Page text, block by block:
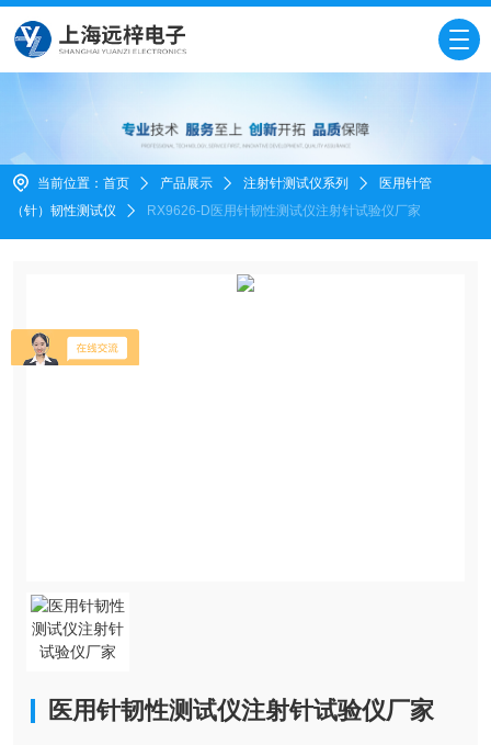
当前位置： 首页 产品展示 注射针测试仪系列
医用针管
（针）韧性测试仪
RX9626-D医用针韧性测试仪注射针试验仪厂家
医用针韧性测试仪注射针试验仪厂家